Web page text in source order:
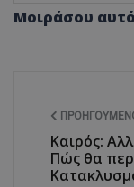
Μοιράσου
Καιρός:
Πώς θα